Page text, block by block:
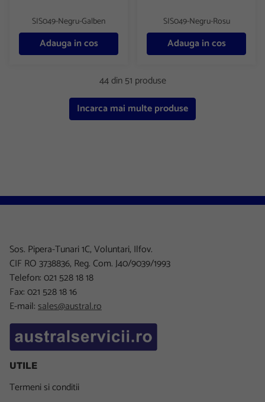
SIS049-Negru-Galben
Adauga in cos
SIS049-Negru-Rosu
Adauga in cos
44 din 51 produse
Incarca mai multe produse
Sos. Pipera-Tunari 1C, Voluntari, Ilfov.
CIF RO 3738836, Reg. Com. J40/9039/1993
Telefon: 021 528 18 18
Fax: 021 528 18 16
E-mail:sales@austral.ro
UTILE
Termeni si conditii